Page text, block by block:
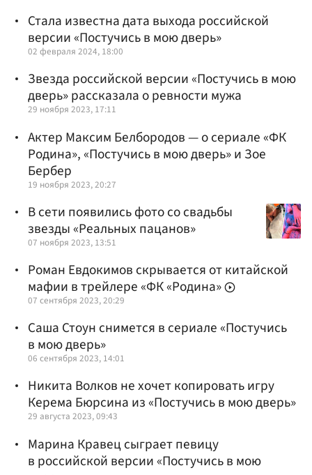
Стала известна дата выхода российской
версии «Постучись в мою дверь»
02 февраля 2024, 18:00
Звезда российской версии «Постучись в мою
дверь» рассказала о ревности мужа
29 ноября 2023, 17:11
Актер Максим Белбородов — о сериале «ФК
Родина», «Постучись в мою дверь» и Зое
Бербер
19 ноября 2023, 20:27
В сети появились фото со свадьбы
звезды «Реальных пацанов»
07 ноября 2023, 13:51
Роман Евдокимов скрывается от китайской
мафии в трейлере «ФК «Родина»
07 сентября 2023, 20:29
Саша Стоун снимется в сериале «Постучись
в мою дверь»
06 сентября 2023, 14:01
Никита Волков не хочет копировать игру
Керема Бюрсина из «Постучись в мою дверь»
29 августа 2023, 09:43
Марина Кравец сыграет певицу
в российской версии «Постучись в мою